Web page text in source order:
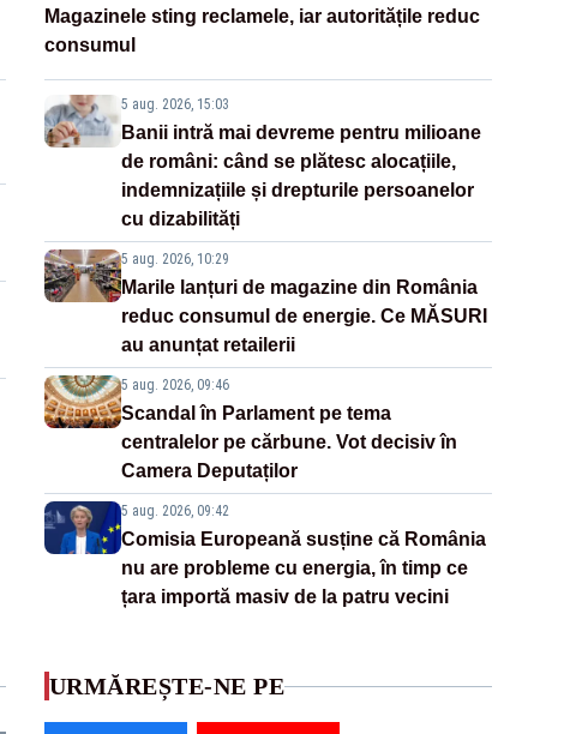
Magazinele sting reclamele, iar autoritățile reduc
consumul
5 aug. 2026, 15:03
Banii intră mai devreme pentru milioane
de români: când se plătesc alocațiile,
indemnizațiile și drepturile persoanelor
cu dizabilități
5 aug. 2026, 10:29
Marile lanțuri de magazine din România
reduc consumul de energie. Ce MĂSURI
au anunțat retailerii
5 aug. 2026, 09:46
Scandal în Parlament pe tema
centralelor pe cărbune. Vot decisiv în
Camera Deputaților
5 aug. 2026, 09:42
Comisia Europeană susține că România
nu are probleme cu energia, în timp ce
țara importă masiv de la patru vecini
URMĂREȘTE-NE PE